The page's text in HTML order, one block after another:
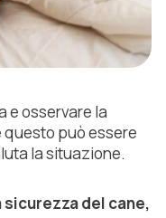
e osservare la
può essere
la situazione.
del cane,